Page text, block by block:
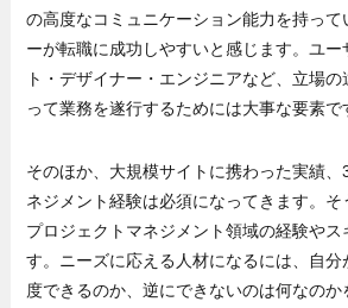
の高度なコミュニケーション能力を持って
ーが転職に成功しやすいと感じます。ユー
ト・デザイナー・エンジニアなど、立場
って業務を遂行するためには大事な要素で
そのほか、大規模サイトに携わった実績
ネジメント経験は必須になってきます。そ
プロジェクトマネジメント領域の経験や
す。ニーズに応える人材になるには、自分
度できるのか、逆にできないのは何なの